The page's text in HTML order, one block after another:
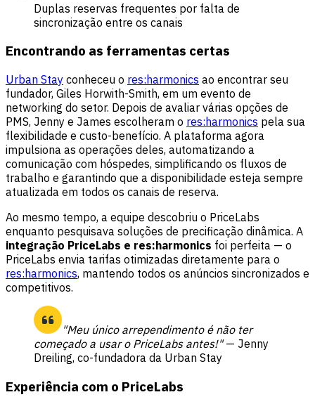
Duplas reservas frequentes por falta de
sincronização entre os canais
Encontrando as ferramentas certas
Urban Stay conheceu o res:harmonics ao encontrar seu
fundador, Giles Horwith-Smith, em um evento de
networking do setor. Depois de avaliar várias opções de
PMS, Jenny e James escolheram o res:harmonics pela sua
flexibilidade e custo-benefício. A plataforma agora
impulsiona as operações deles, automatizando a
comunicação com hóspedes, simplificando os fluxos de
trabalho e garantindo que a disponibilidade esteja sempre
atualizada em todos os canais de reserva.
Ao mesmo tempo, a equipe descobriu o PriceLabs
enquanto pesquisava soluções de precificação dinâmica. A
integração PriceLabs e res:harmonics foi perfeita — o
PriceLabs envia tarifas otimizadas diretamente para o
res:harmonics, mantendo todos os anúncios sincronizados e
competitivos.
"Meu único arrependimento é não ter
começado a usar o PriceLabs antes!"— Jenny
Dreiling, co-fundadora da Urban Stay
Experiência com o PriceLabs